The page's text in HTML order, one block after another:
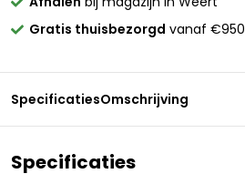
Gratis thuisbezorgd vanaf €950
SpecificatiesOmschrijving
Specificaties